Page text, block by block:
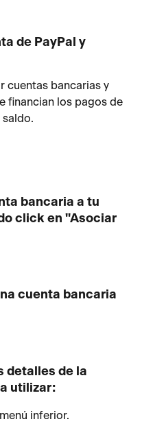
de PayPal y
cuentas bancarias y
financian los pagos de
saldo.
bancaria a tu
click en "Asociar
cuenta bancaria
detalles de la
utilizar:
inferior.